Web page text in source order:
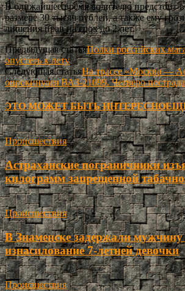
В ближайшее время водителю предстоит
размере 30 тысяч рублей, а также ему
лишения прав на срок до 2 лет.
Предыдущая статьяПолки российских
опустеть к лету
Следующая статьяНа трассе «Москва —
опрокинулся ВАЗ-21099. Четверо
ЭТО МОЖЕТ БЫТЬ ИНТЕРЕСНО
Происшествия
Астраханские пограничники
килограмм запрещенной
Происшествия
В Знаменске задержали мужчину
изнасилование 7-летней девочки
Происшествия